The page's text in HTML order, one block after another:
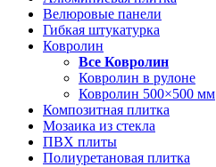
Велюровые панели
Гибкая штукатурка
Ковролин
Все Ковролин
Ковролин в рулоне
Ковролин 500×500 мм
Композитная плитка
Мозаика из стекла
ПВХ плиты
Полиуретановая плитка